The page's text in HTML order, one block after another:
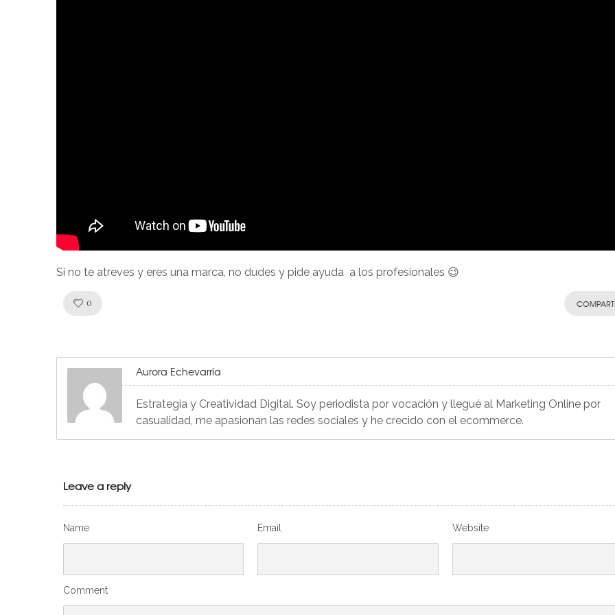
Si no te atreves y eres una marca, no dudes y pide ayuda a los profesionales 😉
0
Aurora Echevarría
Estrategia y Creatividad Digital. Soy periodista por vocación y llegué al Marketing Online por
casualidad, me apasionan las redes sociales y he crecido con el ecommerce.
Leave a reply
Name Email Website
Comment